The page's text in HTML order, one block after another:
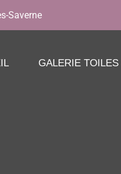
Saverne
GALERIE TOILES